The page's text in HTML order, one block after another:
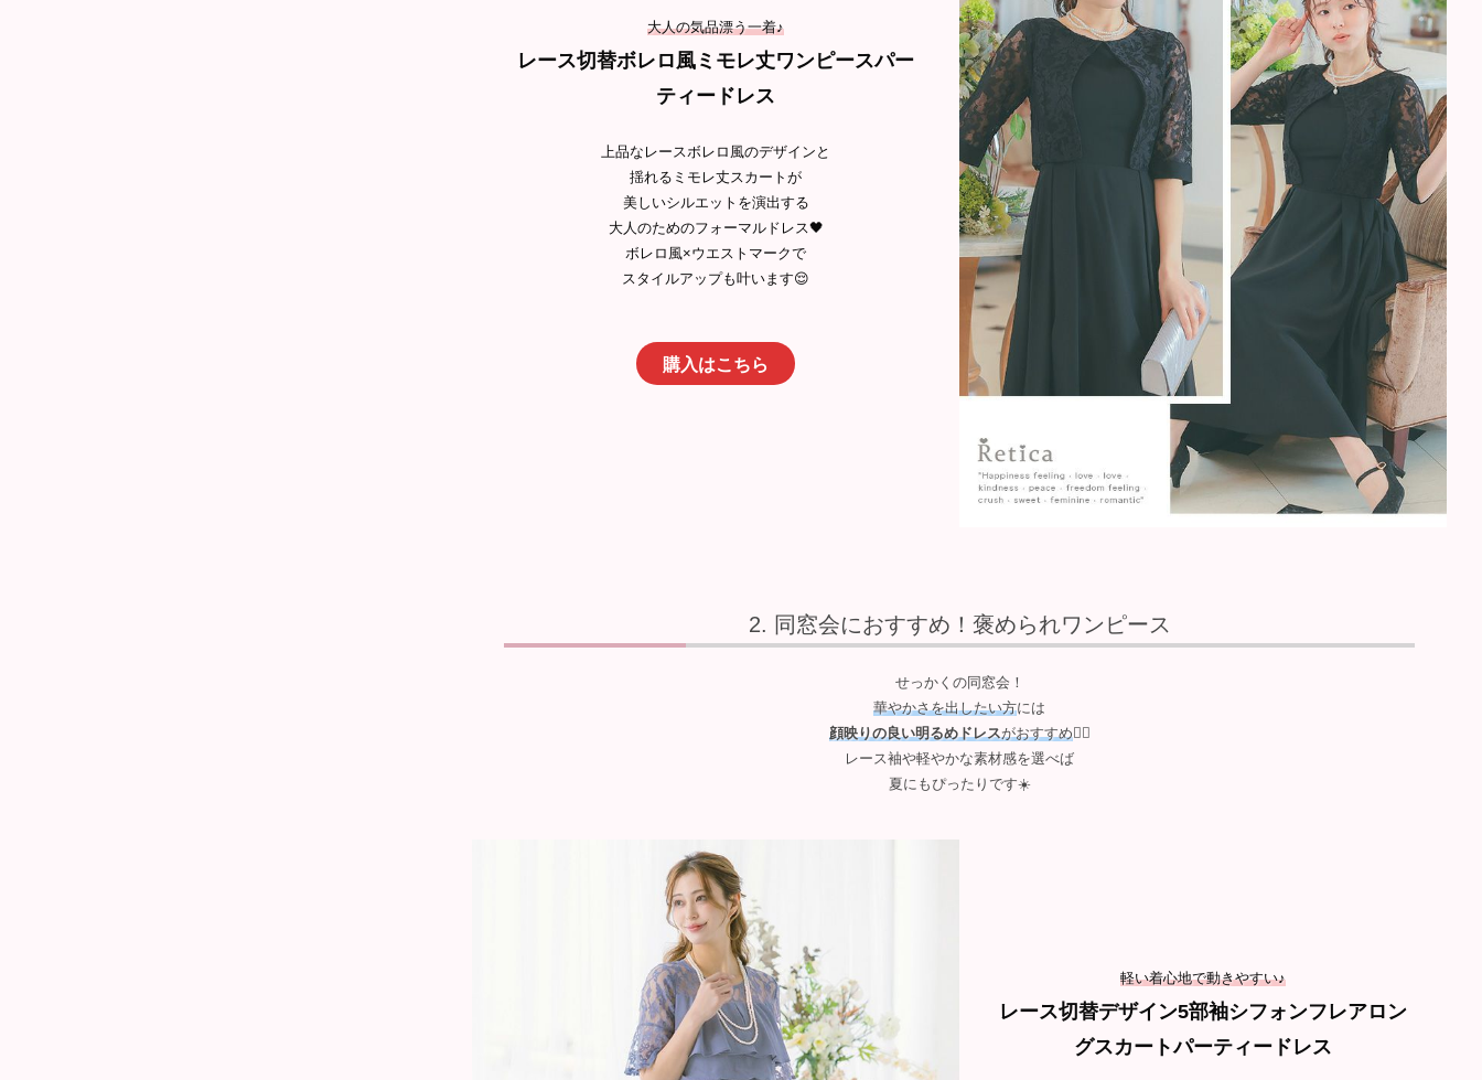
大人の気品漂う一着♪
レース切替ボレロ風ミモレ丈ワンピースパー
ティードレス
上品なレースボレロ風のデザインと
揺れるミモレ丈スカートが
美しいシルエットを演出する
大人のためのフォーマルドレス🖤
ボレロ風×ウエストマークで
スタイルアップも叶います😌
購入はこちら
同窓会におすすめ！褒められワンピース
せっかくの同窓会！
華やかさを出したい方には
顔映りの良い明るめドレスがおすすめ 🙆‍♀️
レース袖や軽やかな素材感を選べば
夏にもぴったりです☀️
軽い着心地で動きやすい♪
レース切替デザイン5部袖シフォンフレアロン
グスカートパーティードレス